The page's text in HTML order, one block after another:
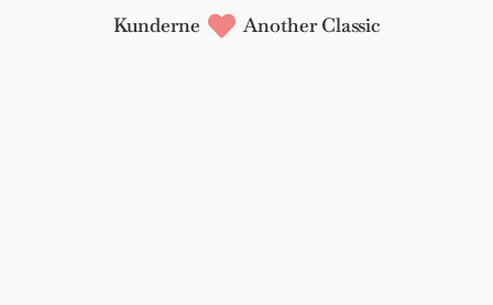
Kunderne Another Classic